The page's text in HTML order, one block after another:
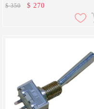
$350 $ 270